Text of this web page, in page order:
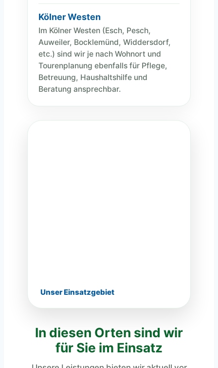
Kölner Westen
Im Kölner Westen (Esch, Pesch,
Auweiler, Bocklemünd, Widdersdorf,
etc.) sind wir je nach Wohnort und
Tourenplanung ebenfalls für Pflege,
Betreuung, Haushaltshilfe und
Beratung ansprechbar.
Unser Einsatzgebiet
In diesen Orten sind wir
für Sie im Einsatz